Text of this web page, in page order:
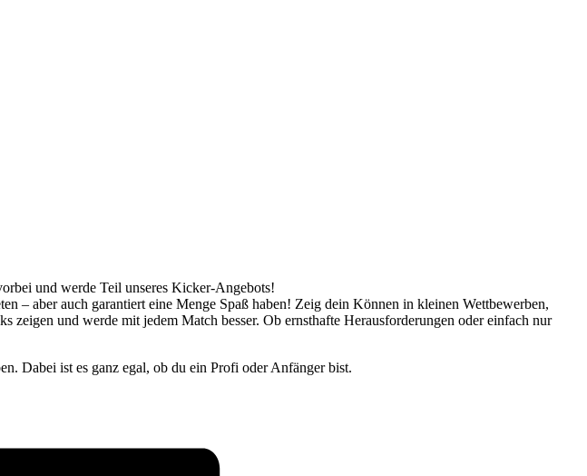
und werde Teil unseres Kicker-Angebots!
– aber auch garantiert eine Menge Spaß haben! Zeig dein Können in kleinen Wettbewerben,
und werde mit jedem Match besser. Ob ernsthafte Herausforderungen oder einfach nur
Dabei ist es ganz egal, ob du ein Profi oder Anfänger bist.